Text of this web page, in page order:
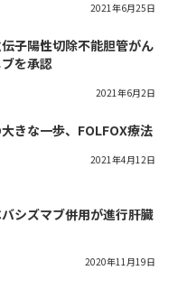
2021年6月25日
子陽性切除不能胆管がん
を承認
2021年6月2日
きな一歩、FOLFOX療法
2021年4月12日
シズマブ併用が進行肝臓
2020年11月19日